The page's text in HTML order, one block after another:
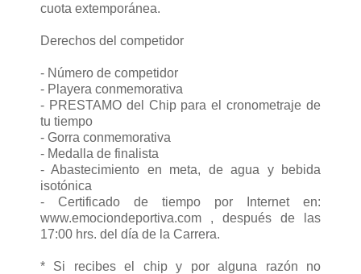
cuota extemporánea.
Derechos del competidor
- Número de competidor
- Playera conmemorativa
- PRESTAMO del Chip para el cronometraje de
tu tiempo
- Gorra conmemorativa
- Medalla de finalista
- Abastecimiento en meta, de agua y bebida
isotónica
- Certificado de tiempo por Internet en:
www.emociondeportiva.com , después de las
17:00 hrs. del día de la Carrera.
* Si recibes el chip y por alguna razón no